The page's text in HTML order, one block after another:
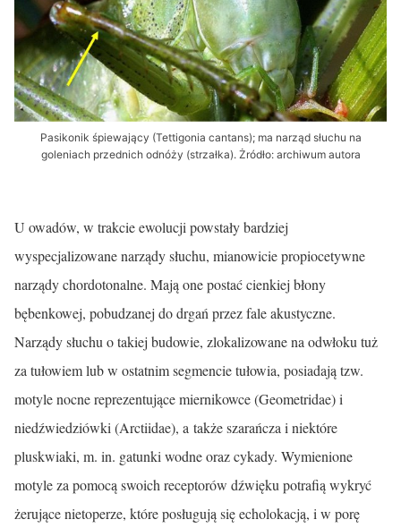
Pasikonik śpiewający (Tettigonia cantans); ma narząd słuchu na
goleniach przednich odnóży (strzałka). Żródło: archiwum autora
U owadów, w trakcie ewolucji powstały bardziej
wyspecjalizowane narządy słuchu, mianowicie propiocetywne
narządy chordotonalne. Mają one postać cienkiej błony
bębenkowej, pobudzanej do drgań przez fale akus­tyczne.
Narządy słuchu o takiej budowie, zlokalizowane na odwłoku tuż
za tułowiem lub w ostatnim segmencie tułowia, posiadają tzw.
motyle nocne reprezentujące miernikowce (Geometridae) i
niedźwiedziówki (Arctiidae), a także szarańcza i niektóre
pluskwiaki, m. in. gatunki wodne oraz cykady. Wymienione
motyle za pomocą swoich receptorów dźwięku potrafią wykryć
żerujące nietoperze, które posługują się echolokacją, i w porę